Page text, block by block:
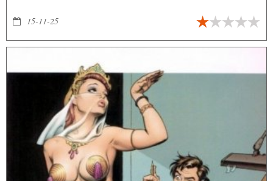
приобрёл чёрноё кружевное бельё, последним что я приобрёл
парик. Дома я переоделся во всё это, в лифчик напихал ваты и
вышел. Сразу за дверями у меня чуть не случился сердечный
15-11-25